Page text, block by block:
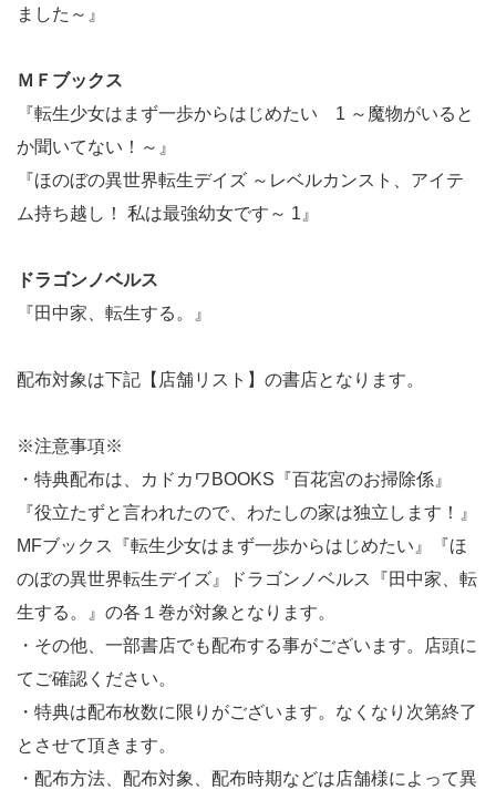
ました～』
ＭＦブックス
『転生少女はまず一歩からはじめたい 1 ～魔物がいると
か聞いてない！～』
『ほのぼの異世界転生デイズ ～レベルカンスト、アイテ
ム持ち越し！ 私は最強幼女です～ 1』
ドラゴンノベルス
『田中家、転生する。』
配布対象は下記【店舗リスト】の書店となります。
※注意事項※
・特典配布は、カドカワBOOKS『百花宮のお掃除係』
『役立たずと言われたので、わたしの家は独立します！』
MFブックス『転生少女はまず一歩からはじめたい』『ほ
のぼの異世界転生デイズ』ドラゴンノベルス『田中家、転
生する。』の各１巻が対象となります。
・その他、一部書店でも配布する事がございます。店頭に
てご確認ください。
・特典は配布枚数に限りがございます。なくなり次第終了
とさせて頂きます。
・配布方法、配布対象、配布時期などは店舗様によって異